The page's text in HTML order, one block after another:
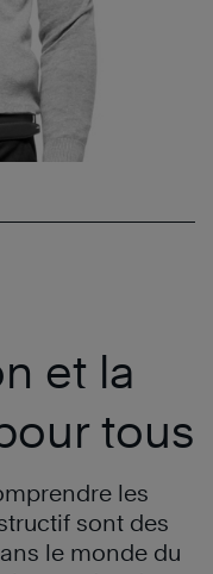
et la
tous
les
sont des
le monde du